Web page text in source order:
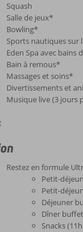
Squash
Salle de jeux*
Bowling*
Sports nautiques sur
Eden Spa avec bains
Bain à remous*
Massages et soins*
Divertissements et
Musique live (3 jours
Restez en formule
Petit-
Petit-
Déjeuner
Dîner
Snacks